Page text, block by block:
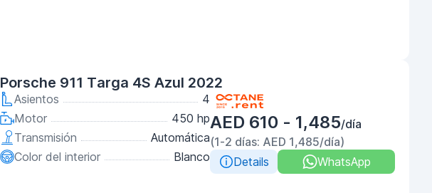
Porsche 911 Targa 4S Azul 2022
Asientos
4
Motor
450 hp
Transmisión
Automática
Color del interior
Blanco
AED 610 - 1,485/día
(1-2 días: AED 1,485/día)
Details
WhatsApp